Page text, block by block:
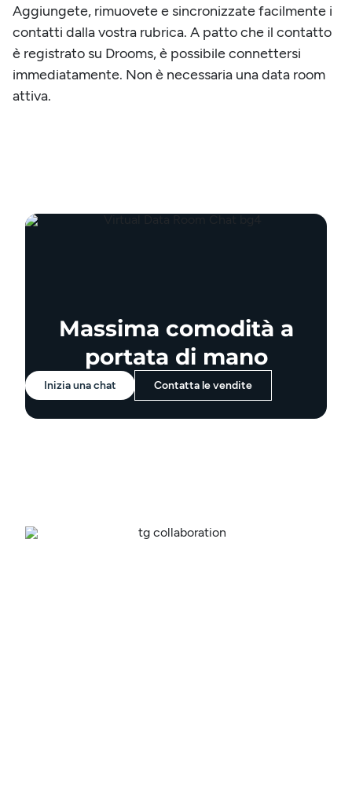
Aggiungete, rimuovete e sincronizzate facilmente i
contatti dalla vostra rubrica. A patto che il contatto
è registrato su Drooms, è possibile connettersi
immediatamente. Non è necessaria una data room
attiva.
Massima comodità a
portata di mano
Inizia una chat Contatta le vendite